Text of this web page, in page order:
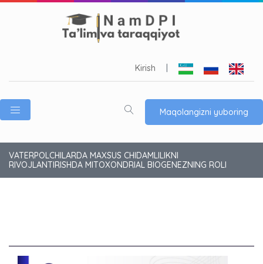
Kirish
Maqolangizni yuboring
VATERPOLCHILARDA MAXSUS CHIDAMLILIKNI
RIVOJLANTIRISHDA MITOXONDRIAL BIOGENEZNING ROLI